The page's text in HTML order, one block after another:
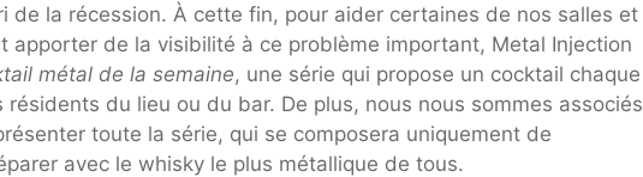
de la récession. À cette fin, pour aider certaines de nos salles et
apporter de la visibilité à ce problème important, Metal Injection
métal de la semaine, une série qui propose un cocktail chaque
résidents du lieu ou du bar. De plus, nous nous sommes associés
toute la série, qui se composera uniquement de
avec le whisky le plus métallique de tous.